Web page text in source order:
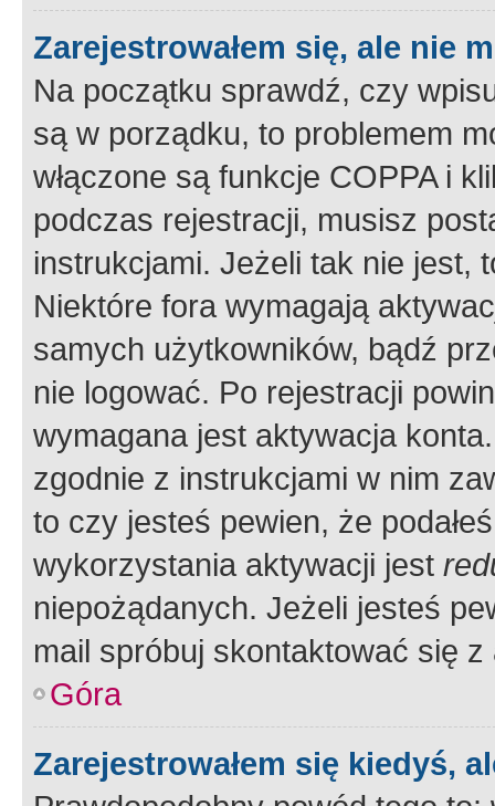
Zarejestrowałem się, ale nie
Na początku sprawdź, czy
są w porządku, to problemem
włączone są funkcje COPPA i
podczas rejestracji, musisz
instrukcjami. Jeżeli tak nie jest,
Niektóre fora wymagają
samych użytkowników, bądź
nie logować. Po rejestracji
wymagana jest aktywacja
zgodnie z instrukcjami w nim
to czy jesteś pewien, że
wykorzystania aktywacji jest
niepożądanych. Jeżeli jesteś
mail spróbuj skontaktować się
Góra
Zarejestrowałem się kiedyś,